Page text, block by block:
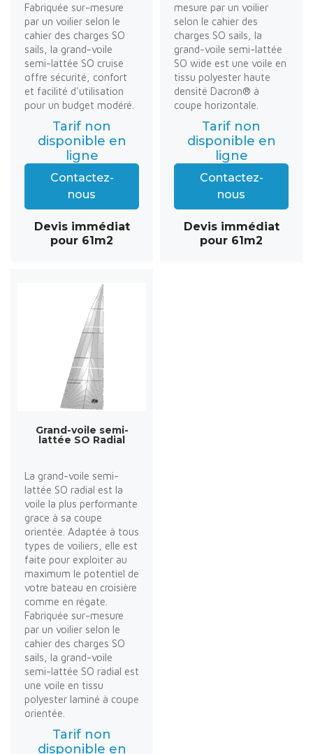
Fabriquée sur-mesure
par un voilier selon le
cahier des charges SO
sails, la grand-voile
semi-lattée SO cruise
offre sécurité, confort
et facilité d'utilisation
pour un budget modéré.
Tarif non
disponible en
ligne
Contactez-
nous
Devis immédiat
pour 61m2
mesure par un voilier
selon le cahier des
charges SO sails, la
grand-voile semi-lattée
SO wide est une voile en
tissu polyester haute
densité Dacron® à
coupe horizontale.
Tarif non
disponible en
ligne
Contactez-
nous
Devis immédiat
pour 61m2
Grand-voile semi-
lattée SO Radial
La grand-voile semi-
lattée SO radial est la
voile la plus performante
grace à sa coupe
orientée. Adaptée à tous
types de voiliers, elle est
faite pour exploiter au
maximum le potentiel de
votre bateau en croisière
comme en régate.
Fabriquée sur-mesure
par un voilier selon le
cahier des charges SO
sails, la grand-voile
semi-lattée SO radial est
une voile en tissu
polyester laminé à coupe
orientée.
Tarif non
disponible en